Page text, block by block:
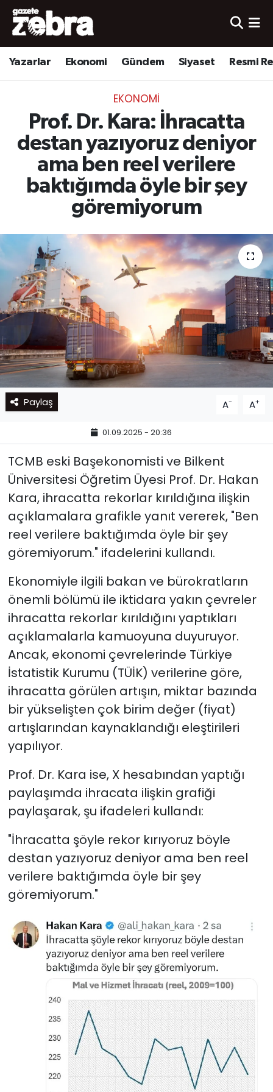
Yazarlar Ekonomi Gündem Siyaset Resmi
EKONOMI
Prof. Dr. Kara: İhracatta
destan yazıyoruz deniyor
ama ben reel verilere
baktığımda öyle bir şey
göremiyorum
Paylaş A- A+
01.09.2025 - 20:36
TCMB eski Başekonomisti ve Bilkent
Üniversitesi Öğretim Üyesi Prof. Dr. Hakan
Kara, ihracatta rekorlar kırıldığına ilişkin
açıklamalara grafikle yanıt vererek, "Ben
reel verilere baktığımda öyle bir şey
göremiyorum." ifadelerini kullandı.
Ekonomiyle ilgili bakan ve bürokratların
önemli bölümü ile iktidara yakın çevreler
ihracatta rekorlar kırıldığını yaptıkları
açıklamalarla kamuoyuna duyuruyor.
Ancak, ekonomi çevrelerinde Türkiye
İstatistik Kurumu (TÜİK) verilerine göre,
ihracatta görülen artışın, miktar bazında
bir yükselişten çok birim değer (fiyat)
artışlarından kaynaklandığı eleştirileri
yapılıyor.
Prof. Dr. Kara ise, X hesabından yaptığı
paylaşımda ihracata ilişkin grafiği
paylaşarak, şu ifadeleri kullandı:
"İhracatta şöyle rekor kırıyoruz böyle
destan yazıyoruz deniyor ama ben reel
verilere baktığımda öyle bir şey
göremiyorum."
Yazarlar
Ekonomi
Yerel
Spor
Nöbetçi Eczaneler
Hava Durumu
Süper Lig Puan Durumu ve Fikstür
Tüm Manşetler
Son Dakika Haberleri
Haber Arşivi